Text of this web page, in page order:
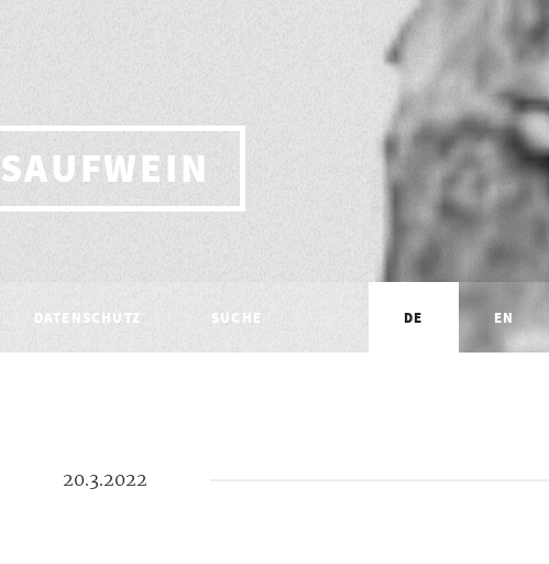
SAUFWEIN
DATENSCHUTZ SUCHE DE EN
20.3.2022